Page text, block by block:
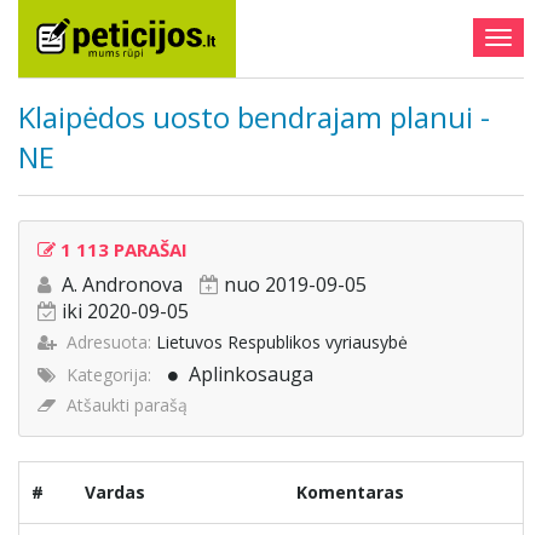
Klaipėdos uosto bendrajam planui -
NE
1 113 PARAŠAI
A. Andronova
nuo 2019-09-05
iki 2020-09-05
Adresuota: Lietuvos Respublikos vyriausybė
Kategorija:
Aplinkosauga
Atšaukti parašą
# Vardas Komentaras